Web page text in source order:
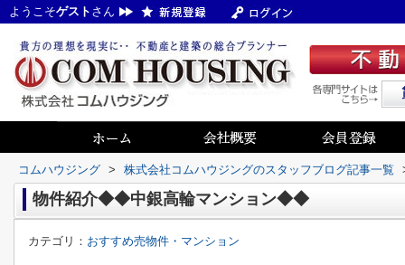
ようこそゲスト さん
コムハウジング > 株式会社コムハウジングのスタッフブログ記事一覧
物件紹介◆◆中銀高輪マンション◆◆
カテゴリ： おすすめ売物件・マンション